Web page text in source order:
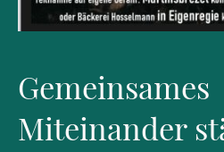
Gemeinsames
Miteinander